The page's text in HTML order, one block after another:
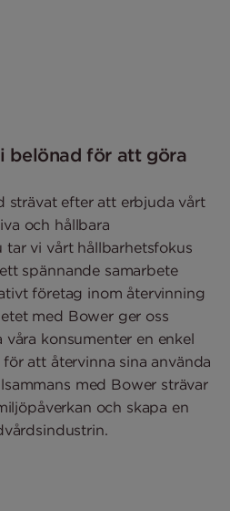
belönad för att göra
strävat efter att erbjuda vårt
och hållbara
vi vårt hållbarhetsfokus
spännande samarbete
företag inom återvinning
med Bower ger oss
konsumenter en enkel
att återvinna sina använda
med Bower strävar
och skapa en